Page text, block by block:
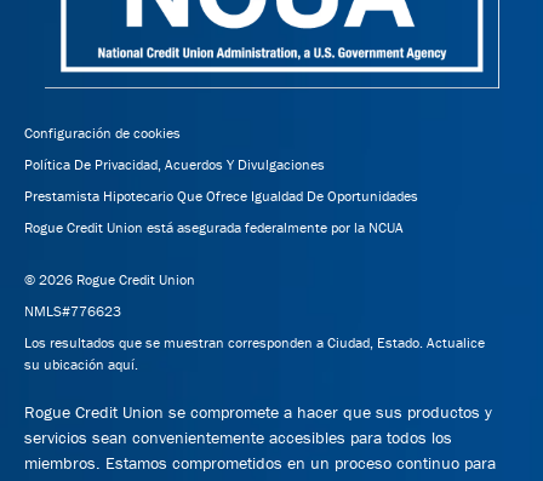
Configuración de cookies
Política De Privacidad, Acuerdos Y Divulgaciones
Prestamista Hipotecario Que Ofrece Igualdad De Oportunidades
Rogue Credit Union está asegurada federalmente por la NCUA
© 2026 Rogue Credit Union
NMLS#776623
Los resultados que se muestran corresponden a Ciudad, Estado. Actualice
su ubicación aquí.
Rogue Credit Union se compromete a hacer que sus productos y
servicios sean convenientemente accesibles para todos los
miembros. Estamos comprometidos en un proceso continuo para